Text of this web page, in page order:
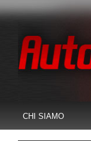
CHI SIAMO